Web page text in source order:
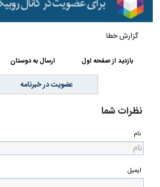
گزارش خطا
بازدید از صفحه اول ارسال به دوستان
عضویت در خبرنامه
نظرات شما
نام
ایمیل